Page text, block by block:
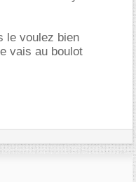
le voulez bien
vais au boulot